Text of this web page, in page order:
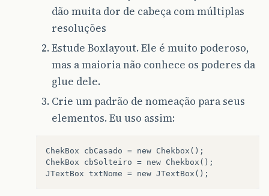
dão muita dor de cabeça com múltiplas
resoluções
Estude Boxlayout. Ele é muito poderoso,
mas a maioria não conhece os poderes da
glue dele.
Crie um padrão de nomeação para seus
elementos. Eu uso assim:
ChekBox cbCasado = new Chekbox();
ChekBox cbSolteiro = new Chekbox();